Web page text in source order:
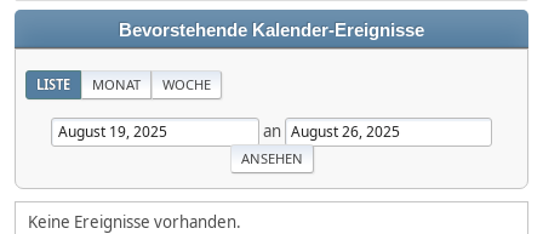
Bevorstehende Kalender-Ereignisse
LISTE MONAT WOCHE
an
Keine Ereignisse vorhanden.